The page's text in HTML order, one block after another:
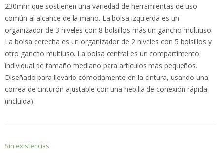
230mm que sostienen una variedad de herramientas de uso
común al alcance de la mano. La bolsa izquierda es un
organizador de 3 niveles con 8 bolsillos más un gancho multiuso.
La bolsa derecha es un organizador de 2 niveles con 5 bolsillos y
otro gancho multiuso. La bolsa central es un compartimento
individual de tamaño mediano para artículos más pequeños.
Diseñado para llevarlo cómodamente en la cintura, usando una
correa de cinturón ajustable con una hebilla de conexión rápida
(incluida).
Sin existencias